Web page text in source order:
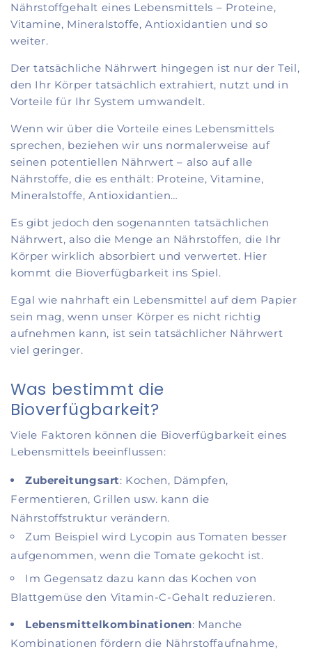
Nährstoffgehalt eines Lebensmittels – Proteine,
Vitamine, Mineralstoffe, Antioxidantien und so
weiter.
Der tatsächliche Nährwert hingegen ist nur der Teil,
den Ihr Körper tatsächlich extrahiert, nutzt und in
Vorteile für Ihr System umwandelt.
Wenn wir über die Vorteile eines Lebensmittels
sprechen, beziehen wir uns normalerweise auf
seinen potentiellen Nährwert – also auf alle
Nährstoffe, die es enthält: Proteine, Vitamine,
Mineralstoffe, Antioxidantien…
Es gibt jedoch den sogenannten tatsächlichen
Nährwert, also die Menge an Nährstoffen, die Ihr
Körper wirklich absorbiert und verwertet. Hier
kommt die Bioverfügbarkeit ins Spiel.
Egal wie nahrhaft ein Lebensmittel auf dem Papier
sein mag, wenn unser Körper es nicht richtig
aufnehmen kann, ist sein tatsächlicher Nährwert
viel geringer.
Was bestimmt die
Bioverfügbarkeit?
Viele Faktoren können die Bioverfügbarkeit eines
Lebensmittels beeinflussen:
Zubereitungsart: Kochen, Dämpfen,
Fermentieren, Grillen usw. kann die
Nährstoffstruktur verändern.
Zum Beispiel wird Lycopin aus Tomaten besser
aufgenommen, wenn die Tomate gekocht ist.
Im Gegensatz dazu kann das Kochen von
Blattgemüse den Vitamin‑C‑Gehalt reduzieren.
Lebensmittelkombinationen: Manche
Kombinationen fördern die Nährstoffaufnahme,